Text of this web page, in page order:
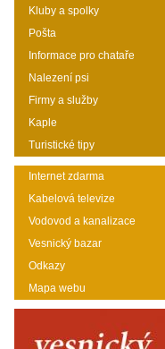
Kluby a spolky
Pošta
Informace pro chataře
Nalezení psi
Firmy a služby
Kaple
Turistické tipy
Internet zdarma
Kabelová televize
Vodovod a kanalizace
Vesnický bazar
Odkazy
Mapa webu